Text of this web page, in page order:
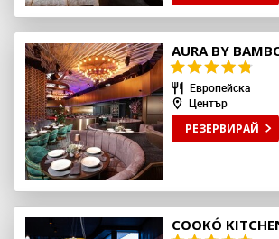
AURA BY
Европейска
Център
РЕЗЕРВИРАЙ
COOKÓ